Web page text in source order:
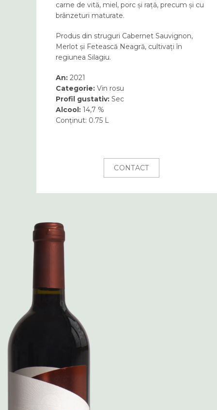
carne de vită, miel, porc și rață, precum și cu
brânzeturi maturate.
Produs din struguri Cabernet Sauvignon,
Merlot și Fetească Neagră, cultivați în
regiunea Silagiu.
An: 2021
Categorie: Vin rosu
Profil gustativ: Sec
Alcool: 14,7 %
Conținut: 0.75 L
CONTACT